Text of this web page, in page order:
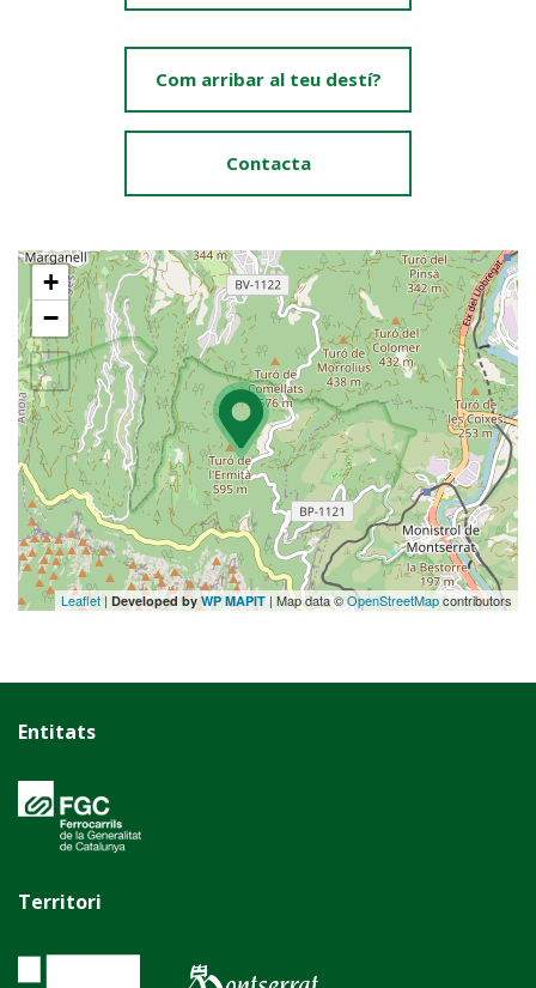
Com arribar al teu destí?
Contacta
+
−
Leaflet | Developed byWP MAPIT | Map data ©OpenStreetMapcontributors
Entitats
Territori